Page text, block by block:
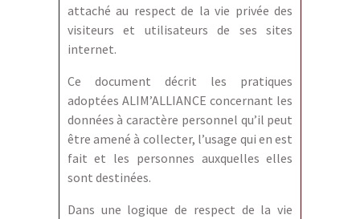
attaché au respect de la vie privée des
visiteurs et utilisateurs de ses sites
internet.
Ce document décrit les pratiques
adoptées ALIM’ALLIANCE concernant les
données à caractère personnel qu’il peut
être amené à collecter, l’usage qui en est
fait et les personnes auxquelles elles
sont destinées.
Dans une logique de respect de la vie